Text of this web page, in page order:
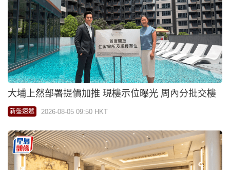
大埔上然部署提價加推 現樓示位曝光 周內分批交樓
新盤速遞 2026-08-05 09:50 HKT